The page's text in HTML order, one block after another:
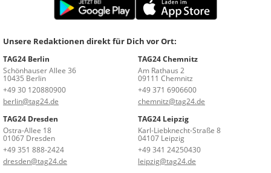
Unsere Redaktionen direkt für Dich vor Ort:
TAG24 Berlin
Schönhauser Allee 36
10435 Berlin
+49 30 120880900
berlin@tag24.de
TAG24 Chemnitz
Am Rathaus 2
09111 Chemnitz
+49 371 6906600
chemnitz@tag24.de
TAG24 Dresden
Ostra-Allee 18
01067 Dresden
+49 351 888-2424
dresden@tag24.de
TAG24 Leipzig
Karl-Liebknecht-Straße 8
04107 Leipzig
+49 341 24250430
leipzig@tag24.de